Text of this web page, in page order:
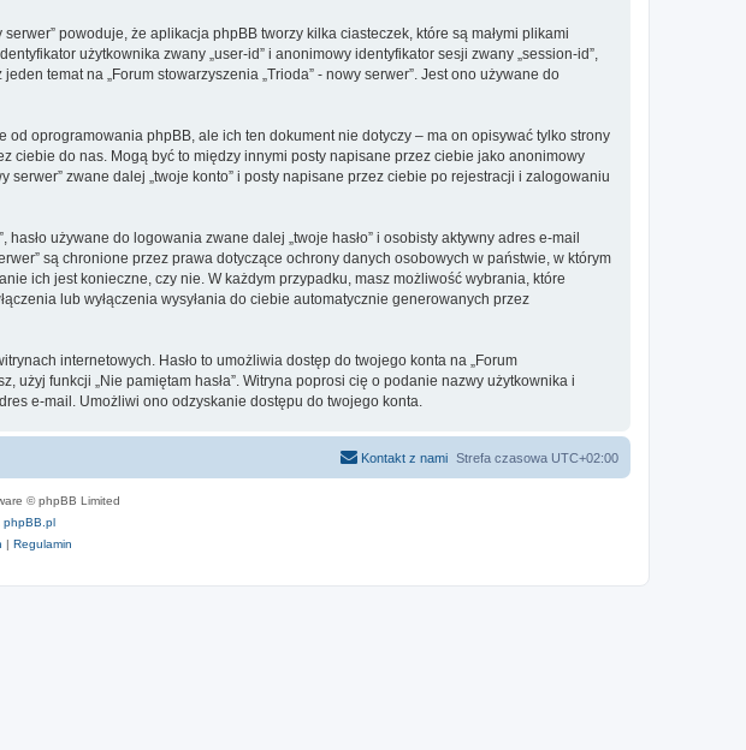
powoduje, że aplikacja phpBB tworzy kilka ciasteczek, które są małymi plikami
użytkownika zwany „user-id” i anonimowy identyfikator sesji zwany „session-id”,
temat na „Forum stowarzyszenia „Trioda” - nowy serwer”. Jest ono używane do
od oprogramowania phpBB, ale ich ten dokument nie dotyczy – ma on opisywać tylko strony
ciebie do nas. Mogą być to między innymi posty napisane przez ciebie jako anonimowy
serwer” zwane dalej „twoje konto” i posty napisane przez ciebie po rejestracji i zalogowaniu
używane do logowania zwane dalej „twoje hasło” i osobisty aktywny adres e-mail
są chronione przez prawa dotyczące ochrony danych osobowych w państwie, w którym
ich jest konieczne, czy nie. W każdym przypadku, masz możliwość wybrania, które
lub wyłączenia wysyłania do ciebie automatycznie generowanych przez
internetowych. Hasło to umożliwia dostęp do twojego konta na „Forum
użyj funkcji „Nie pamiętam hasła”. Witryna poprosi cię o podanie nazwy użytkownika i
e-mail. Umożliwi ono odzyskanie dostępu do twojego konta.
Strefa czasowa UTC+02:00
Kontakt z nami
© phpBB Limited
phpBB.pl
| Regulamin